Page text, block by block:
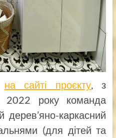
на сайті проєкту, з
2022 року команда
дерев’яно-каркасний
(для дітей та